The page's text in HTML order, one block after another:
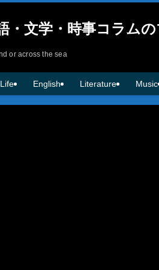
・文学・時事コラム
or across the sea
Life English Literature Music